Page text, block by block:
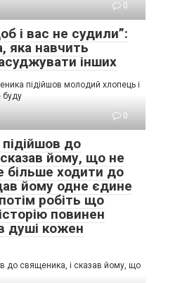
0
і вас не судили”:
яка навчить
інших
підійшов молодий хлопець і
буду
0
до
йому, що не
більше ходити до
йому одне єдине
робіть що
повинен
душі кожен
до священика, і сказав йому, що